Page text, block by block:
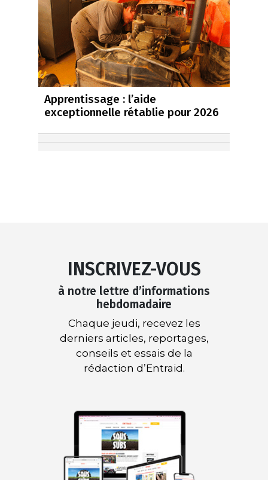
Apprentissage : l’aide
exceptionnelle rétablie pour 2026
INSCRIVEZ-VOUS
à notre lettre d’informations
hebdomadaire
Chaque jeudi, recevez les
derniers articles, reportages,
conseils et essais de la
rédaction d’Entraid.